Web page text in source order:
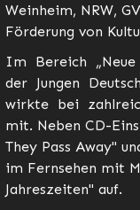
Weinheim, NRW,
Förderung von
Im Bereich
der Jungen
wirkte bei
mit. Neben CD-
They Pass Away"
im Fernsehen mit
Jahreszeiten" auf.